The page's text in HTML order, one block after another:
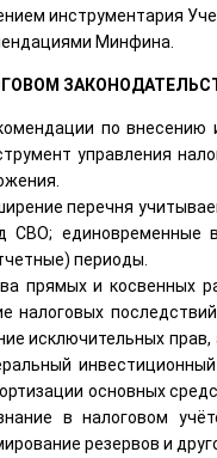
инструментария
Минфина.
по
управления
перечня
единовременные
периоды.
прямых и косвенных
исключительных прав,
основных
в налоговом
резервов и